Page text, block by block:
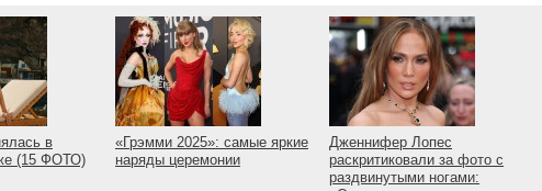
в
(15 ФОТО)
«Грэмми 2025»: самые яркие
наряды церемонии
Дженнифер Лопес
раскритиковали за фото с
раздвинутыми ногами: